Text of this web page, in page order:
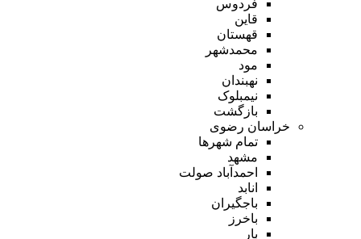
فردوس
قاین
قهستان
محمدشهر
مود
نهبندان
نیمبلوک
بازگشت
خراسان رضوی
تمام شهر‌ها
مشهد
احمدآباد صولت
انابد
باجگیران
باخرز
بار